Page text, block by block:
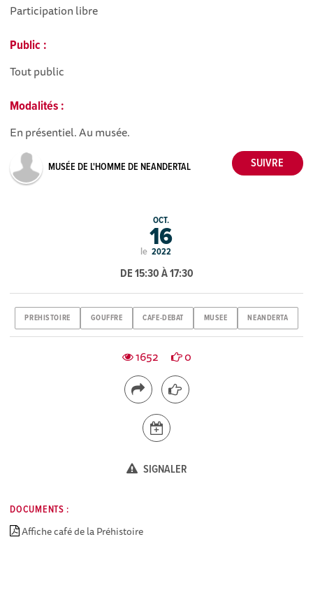
Participation libre
Public :
Tout public
Modalités :
En présentiel. Au musée.
MUSÉE DE L'HOMME DE NEANDERTAL
le
OCT.
16
2022
DE 15:30 À 17:30
PREHISTOIRE GOUFFRE CAFE-DEBAT MUSEE NEANDERTA
1652 0
SIGNALER
DOCUMENTS :
Affiche café de la Préhistoire